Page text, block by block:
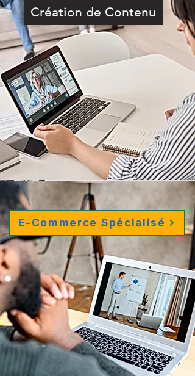
Création de Contenu
E-Commerce Spécialisé